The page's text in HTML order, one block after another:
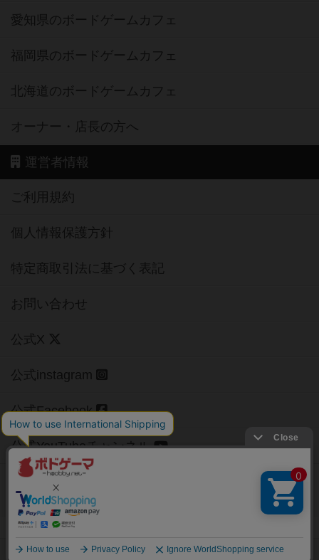
愛知県のボードゲームカフェ
福岡県のボードゲームカフェ
北海道のボードゲームカフェ
オーナー・店長の方へ
運営者情報
ご利用規約
個人情報保護方針
特定商取引法に基づく表記
お問い合わせ
公式X
公式instagram
公式Facebook
公式YouTubeチャンネル